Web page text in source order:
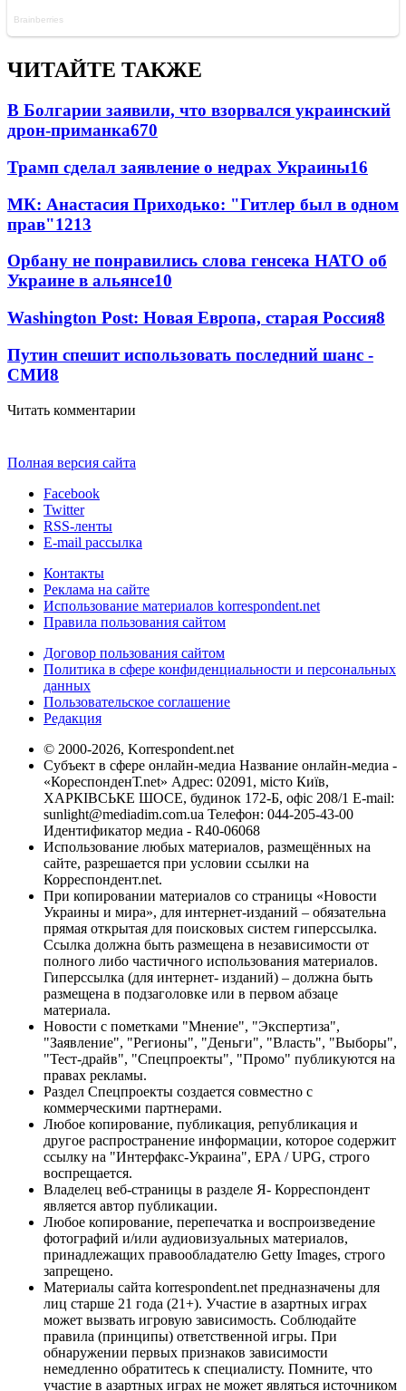
ЧИТАЙТЕ ТАКЖЕ
В Болгарии заявили, что взорвался украинский
дрон-приманка670
Трамп сделал заявление о недрах Украины16
МК: Анастасия Приходько: "Гитлер был в одном
прав"1213
Орбану не понравились слова генсека НАТО об
Украине в альянсе10
Washington Post: Новая Европа, старая Россия8
Путин спешит использовать последний шанс -
СМИ8
Читать комментарии
Полная версия сайта
Facebook
Twitter
RSS-ленты
E-mail рассылка
Контакты
Реклама на сайте
Использование материалов korrespondent.net
Правила пользования сайтом
Договор пользования сайтом
Политика в сфере конфиденциальности и персональных
данных
Пользовательское соглашение
Редакция
© 2000-2026, Korrespondent.net
Субъект в сфере онлайн-медиа Название онлайн-медиа -
«КореспонденТ.net» Адрес: 02091, місто Київ,
ХАРКІВСЬКЕ ШОСЕ, будинок 172-Б, офіс 208/1 E-mail:
sunlight@mediadim.com.ua Телефон: 044-205-43-00
Идентификатор медиа - R40-06068
Использование любых материалов, размещённых на
сайте, разрешается при условии ссылки на
Корреспондент.net.
При копировании материалов со страницы «Новости
Украины и мира», для интернет-изданий – обязательна
прямая открытая для поисковых систем гиперссылка.
Ссылка должна быть размещена в независимости от
полного либо частичного использования материалов.
Гиперссылка (для интернет- изданий) – должна быть
размещена в подзаголовке или в первом абзаце
материала.
Новости с пометками "Мнение", "Экспертиза",
"Заявление", "Регионы", "Деньги", "Власть", "Выборы",
"Тест-драйв", "Спецпроекты", "Промо" публикуются на
правах рекламы.
Раздел Спецпроекты создается совместно с
коммерческими партнерами.
Любое копирование, публикация, републикация и
другое распространение информации, которое содержит
ссылку на "Интерфакс-Украина", EPA / UPG, строго
воспрещается.
Владелец веб-страницы в разделе Я- Корреспондент
является автор публикации.
Любое копирование, перепечатка и воспроизведение
фотографий и/или аудиовизуальных материалов,
принадлежащих правообладателю Getty Images, строго
запрещено.
Материалы сайта korrespondent.net предназначены для
лиц старше 21 года (21+). Участие в азартных играх
может вызвать игровую зависимость. Соблюдайте
правила (принципы) ответственной игры. При
обнаружении первых признаков зависимости
немедленно обратитесь к специалисту. Помните, что
участие в азартных играх не может являться источником